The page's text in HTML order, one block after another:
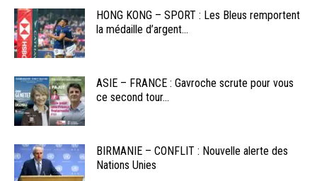
HONG KONG – SPORT : Les Bleus remportent
la médaille d’argent...
ASIE – FRANCE : Gavroche scrute pour vous
ce second tour...
BIRMANIE – CONFLIT : Nouvelle alerte des
Nations Unies